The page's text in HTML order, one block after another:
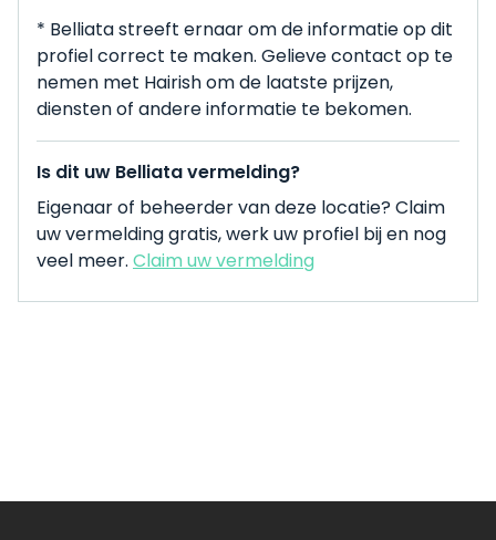
* Belliata streeft ernaar om de informatie op dit
profiel correct te maken. Gelieve contact op te
nemen met Hairish om de laatste prijzen,
diensten of andere informatie te bekomen.
Is dit uw Belliata vermelding?
Eigenaar of beheerder van deze locatie? Claim
uw vermelding gratis, werk uw profiel bij en nog
veel meer. Claim uw vermelding